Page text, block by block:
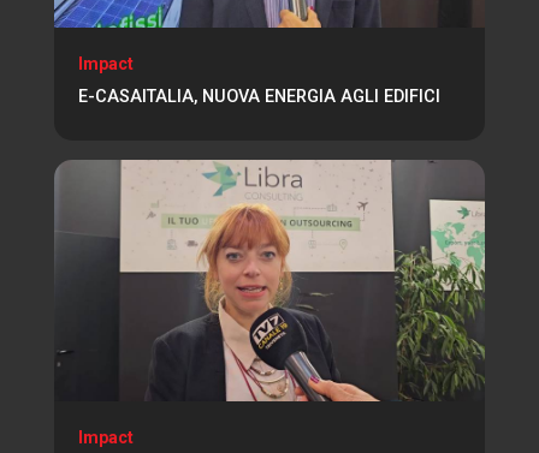
Impact
E-CASAITALIA, NUOVA ENERGIA AGLI EDIFICI
Impact